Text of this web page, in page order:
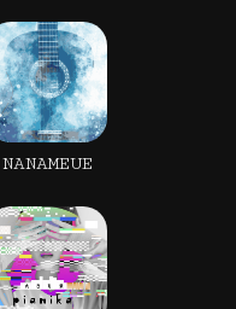
NANAMEUE